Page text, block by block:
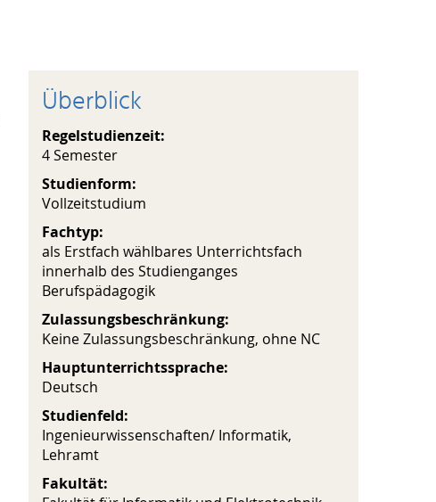
Überblick
Regelstudienzeit:
4 Semester
Studienform:
Vollzeitstudium
Fachtyp:
als Erstfach wählbares Unterrichtsfach
innerhalb des Studienganges
Berufspädagogik
Zulassungsbeschränkung:
Keine Zulassungsbeschränkung, ohne NC
Hauptunterrichtssprache:
Deutsch
Studienfeld:
Ingenieurwissenschaften/ Informatik,
Lehramt
Fakultät: